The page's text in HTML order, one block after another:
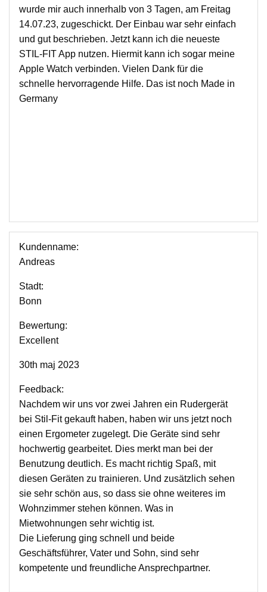
wurde mir auch innerhalb von 3 Tagen, am Freitag
14.07.23, zugeschickt. Der Einbau war sehr einfach
und gut beschrieben. Jetzt kann ich die neueste
STIL-FIT App nutzen. Hiermit kann ich sogar meine
Apple Watch verbinden. Vielen Dank für die
schnelle hervorragende Hilfe. Das ist noch Made in
Germany
Kundenname:
Andreas
Stadt:
Bonn
Bewertung:
Excellent
30th maj 2023
Feedback:
Nachdem wir uns vor zwei Jahren ein Rudergerät
bei Stil-Fit gekauft haben, haben wir uns jetzt noch
einen Ergometer zugelegt. Die Geräte sind sehr
hochwertig gearbeitet. Dies merkt man bei der
Benutzung deutlich. Es macht richtig Spaß, mit
diesen Geräten zu trainieren. Und zusätzlich sehen
sie sehr schön aus, so dass sie ohne weiteres im
Wohnzimmer stehen können. Was in
Mietwohnungen sehr wichtig ist.
Die Lieferung ging schnell und beide
Geschäftsführer, Vater und Sohn, sind sehr
kompetente und freundliche Ansprechpartner.